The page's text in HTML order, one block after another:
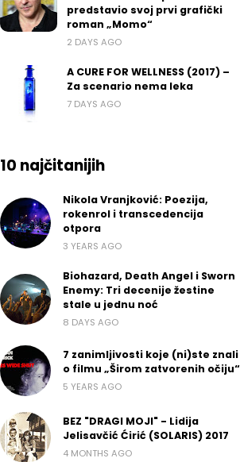
predstavio svoj prvi grafički
roman „Momo“
2 DAYS AGO
A CURE FOR WELLNESS (2017) –
Za scenario nema leka
7 DAYS AGO
10 najčitanijih
Nikola Vranjković: Poezija,
rokenrol i transcedencija
otpora
3 YEARS AGO
Biohazard, Death Angel i Sworn
Enemy: Tri decenije žestine
stale u jednu noć
8 DAYS AGO
7 zanimljivosti koje (ni)ste znali
o filmu „Širom zatvorenih očiju“
5 YEARS AGO
BEZ "DRAGI MOJI" - Lidija
Jelisavčić Ćirić (SOLARIS) 2017
4 MONTHS AGO